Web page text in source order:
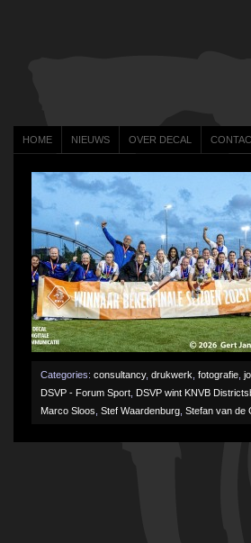
HOME NIEUWS OVER DECAL
Categories: consultancy, drukwerk fotografie
DSVP - Forum Sport DSVP wint KNVB
Marco Sloos Stef Waardenburg Stefan van de